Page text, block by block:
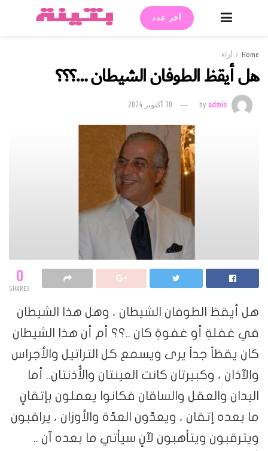
أخر عدد
Home أراء
هل أيقظ الطوفان الشيطان …؟؟؟
byadmin 30 أكتوبر 2024
0
SHARES
هل أيقظ الطوفان الشيطان ، وهل هذا الشيطان
في غفلةٍ أو غفوةٍ كان ..؟؟ أم أن هذا الشيطان
كان يقظاً جداً يرى ويسمع كل التراتيل والأجراس
والآذان ، وكبيرتان كانت العينتان والأُذنتان.. أما
اليدان والعقل والساقان فكانوا يعملون بإتقانٍ
ما بعده إتقان ، ويعدّون العدّة والأوزان ، يراقبون
ويترقبون ويتأهبون لآنٍ سيأتي ما بعده آن ..